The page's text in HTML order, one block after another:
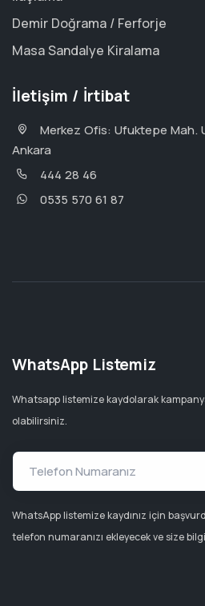
Demir Doğrama / Ferforje
Masa Sandalye Kiralama
İletişim / İrtibat
Merkez Ofis: Ufuktepe Mah.
Ankara
444 28 46
0535 570 61 87
WhatsApp Listemiz
Whatsapp listemize kaydolarak
olabilirsiniz.
WhatsApp listemize kaydınız için
telefon numaranızı ekleyecek ve size